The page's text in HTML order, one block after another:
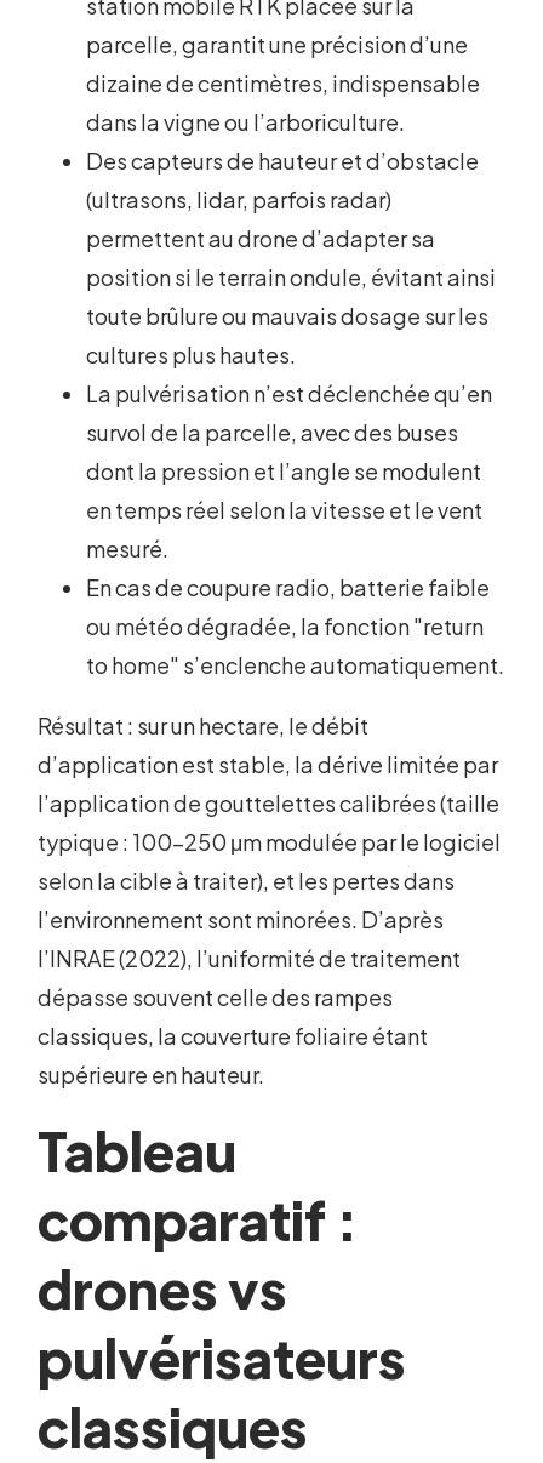
parcelle, garantit une précision d’une
dizaine de centimètres, indispensable
dans la vigne ou l’arboriculture.
Des capteurs de hauteur et d’obstacle
(ultrasons, lidar, parfois radar)
permettent au drone d’adapter sa
position si le terrain ondule, évitant ainsi
toute brûlure ou mauvais dosage sur les
cultures plus hautes.
La pulvérisation n’est déclenchée qu’en
survol de la parcelle, avec des buses
dont la pression et l’angle se modulent
en temps réel selon la vitesse et le vent
mesuré.
En cas de coupure radio, batterie faible
ou météo dégradée, la fonction "return
to home" s’enclenche automatiquement.
Résultat : sur un hectare, le débit
d’application est stable, la dérive limitée par
l’application de gouttelettes calibrées (taille
typique : 100-250 μm modulée par le logiciel
selon la cible à traiter), et les pertes dans
l’environnement sont minorées. D’après
l’INRAE (2022), l’uniformité de traitement
dépasse souvent celle des rampes
classiques, la couverture foliaire étant
supérieure en hauteur.
Tableau
comparatif :
drones vs
pulvérisateurs
classiques